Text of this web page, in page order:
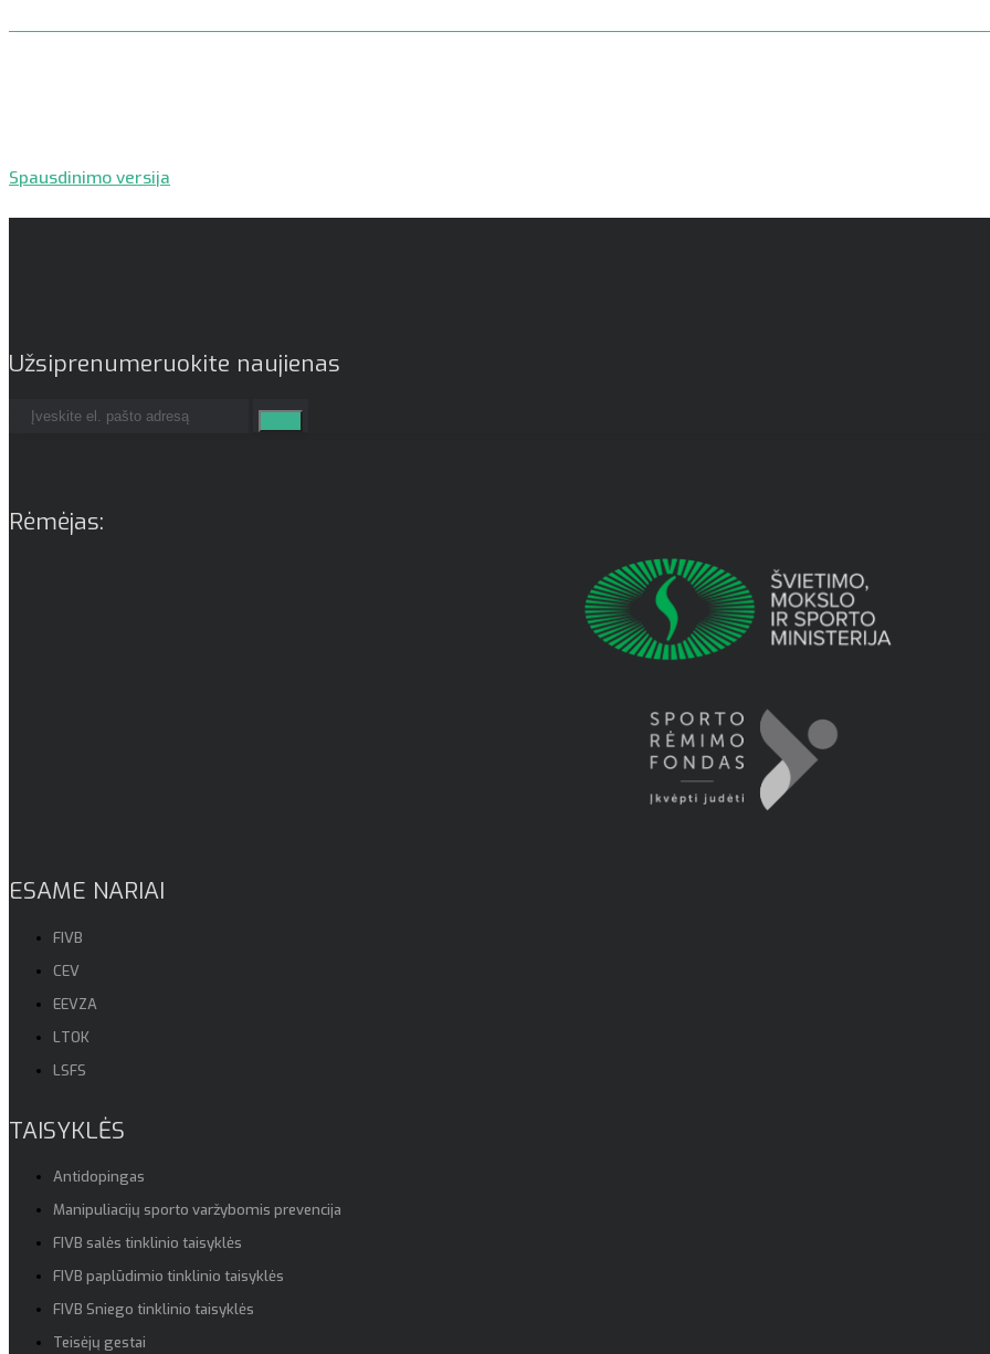
Spausdinimo versija
Užsiprenumeruokite naujienas
Rėmėjas:
ESAME NARIAI
FIVB
CEV
EEVZA
LTOK
LSFS
TAISYKLĖS
Antidopingas
Manipuliacijų sporto varžybomis prevencija
FIVB salės tinklinio taisyklės
FIVB paplūdimio tinklinio taisyklės
FIVB Sniego tinklinio taisyklės
Teisėjų gestai